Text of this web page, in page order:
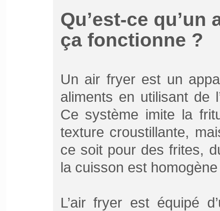
Qu’est-ce
ça fonctionne ?
Un air fryer est un
aliments en utilisant de
Ce système imite la
texture croustillante,
ce soit pour des frites,
la cuisson est
L’air fryer est équipé